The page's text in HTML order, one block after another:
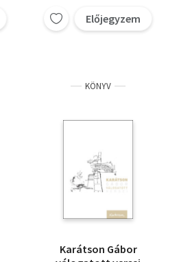
Előjegyzem
KÖNYV
Karátson Gábor